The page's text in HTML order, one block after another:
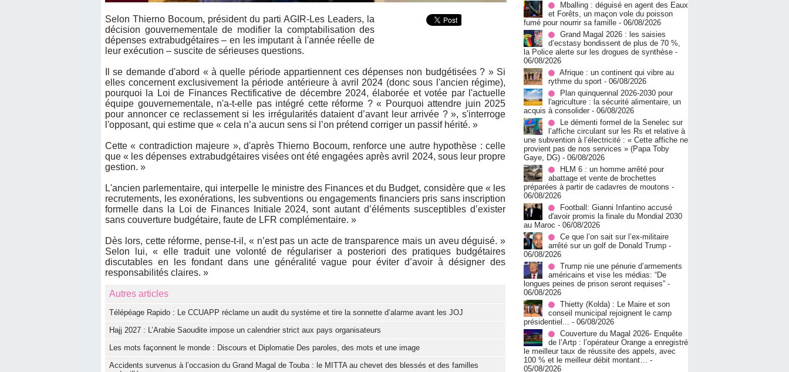
Selon Thierno Bocoum, président du parti AGIR-Les Leaders, la
décision gouvernementale de modifier la comptabilisation des
dépenses extrabudgétaires – en les imputant à l'année réelle de
leur exécution – suscite de sérieuses questions.
Il se demande d'abord « à quelle période appartiennent ces dépenses non budgétisées ? » Si
elles concernent exclusivement la période antérieure à avril 2024 (donc sous l'ancien régime),
pourquoi la Loi de Finances Rectificative de décembre 2024, élaborée et votée par l'actuelle
équipe gouvernementale, n'a-t-elle pas intégré cette réforme ? « Pourquoi attendre juin 2025
pour annoncer ce reclassement si les irrégularités dataient d’avant leur arrivée ? », s'interroge
l'opposant, qui estime que « cela n’a aucun sens si l’on prétend corriger un passif hérité. »
Cette « contradiction majeure », d'après Thierno Bocoum, renforce une autre hypothèse : celle
que « les dépenses extrabudgétaires visées ont été engagées après avril 2024, sous leur propre
gestion. »
L'ancien parlementaire, qui interpelle le ministre des Finances et du Budget, considère que « les
recrutements, les exonérations, les subventions ou engagements financiers pris sans inscription
formelle dans la Loi de Finances Initiale 2024, sont autant d’éléments susceptibles d’exister
sans couverture budgétaire, faute de LFR complémentaire. »
Dès lors, cette réforme, pense-t-il, « n’est pas un acte de transparence mais un aveu déguisé. »
Selon lui, « elle traduit une volonté de régulariser a posteriori des pratiques budgétaires
discutables en les fondant dans une généralité vague pour éviter d’avoir à désigner des
responsabilités claires. »
Autres articles
Télépéage Rapido : Le CCUAPP réclame un audit du système et tire la sonnette d’alarme avant les JOJ
Hajj 2027 : L’Arabie Saoudite impose un calendrier strict aux pays organisateurs
Les mots façonnent le monde : Discours et Diplomatie Des paroles, des mots et une image
Accidents survenus à l’occasion du Grand Magal de Touba : le MITTA au chevet des blessés et des familles
Mballing : déguisé en agent des Eaux
et Forêts, un maçon vole du poisson
fumé pour nourrir sa famille - 06/08/2026
Grand Magal 2026 : les saisies
d’ecstasy bondissent de plus de 70 %,
la Police alerte sur les drogues de synthèse -
06/08/2026
Afrique : un continent qui vibre au
rythme du sport - 06/08/2026
Plan quinquennal 2026-2030 pour
l'agriculture : la sécurité alimentaire, un
acquis à consolider - 06/08/2026
Le démenti formel de la Senelec sur
l’affiche circulant sur les Rs et relative à
une subvention à l’électricité : « Cette affiche ne
provient pas de nos services » (Papa Toby
Gaye, DG) - 06/08/2026
HLM 6 : un homme arrêté pour
abattage et vente de brochettes
préparées à partir de cadavres de moutons -
06/08/2026
Football: Gianni Infantino accusé
d'avoir promis la finale du Mondial 2030
au Maroc - 06/08/2026
Ce que l’on sait sur l’ex-militaire
arrêté sur un golf de Donald Trump -
06/08/2026
Trump nie une pénurie d’armements
américains et vise les médias: “De
longues peines de prison seront requises” -
06/08/2026
‎Thietty (Kolda) : Le Maire et son
conseil municipal rejoignent le camp
présidentiel... - 06/08/2026
Couverture du Magal 2026- Enquête
de l’Artp : l’opérateur Orange a enregistré
le meilleur taux de réussite des appels, avec
100 % et le meilleur débit montant… -
05/08/2026